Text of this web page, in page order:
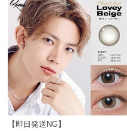
【即日発送NG】